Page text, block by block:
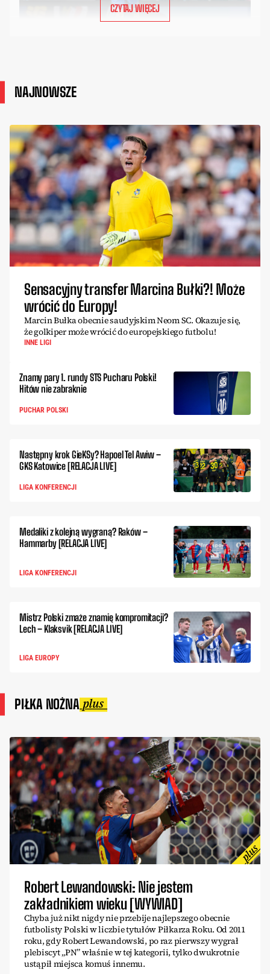
CZYTAJ WIĘCEJ
NAJNOWSZE
Sensacyjny transfer Marcina Bułki?! Może
wrócić do Europy!
Marcin Bułka obecnie saudyjskim Neom SC. Okazuje się,
że golkiper może wrócić do europejskiego futbolu!
INNE LIGI
Znamy pary 1. rundy STS Pucharu Polski!
Hitów nie zabraknie
PUCHAR POLSKI
Następny krok GieKSy? Hapoel Tel Awiw –
GKS Katowice [RELACJA LIVE]
LIGA KONFERENCJI
Medaliki z kolejną wygraną? Raków –
Hammarby [RELACJA LIVE]
LIGA KONFERENCJI
Mistrz Polski zmaże znamię kompromitacji?
Lech – Klaksvik [RELACJA LIVE]
LIGA EUROPY
PIŁKA NOŻNA
Robert Lewandowski: Nie jestem
zakładnikiem wieku [WYWIAD]
Chyba już nikt nigdy nie przebije najlepszego obecnie
futbolisty Polski w liczbie tytułów Piłkarza Roku. Od 2011
roku, gdy Robert Lewandowski, po raz pierwszy wygrał
plebiscyt „PN” właśnie w tej kategorii, tylko dwukrotnie
ustąpił miejsca komuś innemu.